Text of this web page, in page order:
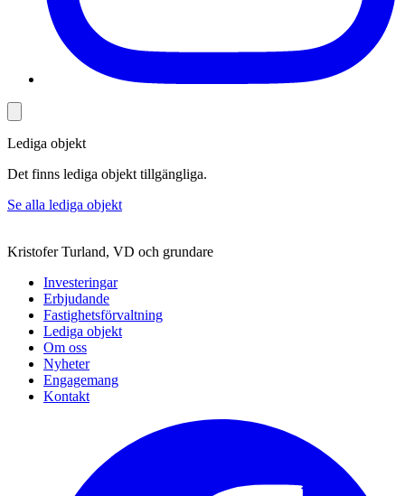
Lediga objekt
Det finns lediga objekt tillgängliga.
Se alla lediga objekt
Kristofer Turland, VD och grundare
Investeringar
Erbjudande
Fastighetsförvaltning
Lediga objekt
Om oss
Nyheter
Engagemang
Kontakt